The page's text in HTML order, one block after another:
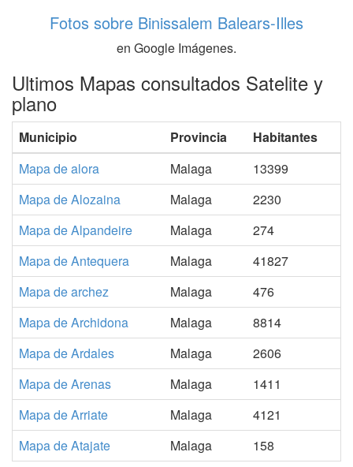
Fotos sobre Binissalem Balears-Illes
en Google Imágenes.
Ultimos Mapas consultados Satelite y
plano
Municipio Provincia
Habitantes
Mapa de alora
Malaga
13399
Mapa de Alozaina
Malaga
2230
Mapa de Alpandeire
Malaga
274
Mapa de Antequera
Malaga
41827
Mapa de archez
Malaga
476
Mapa de Archidona
Malaga
8814
Mapa de Ardales
Malaga
2606
Mapa de Arenas
Malaga
1411
Mapa de Arriate
Malaga
4121
Mapa de Atajate
Malaga 158